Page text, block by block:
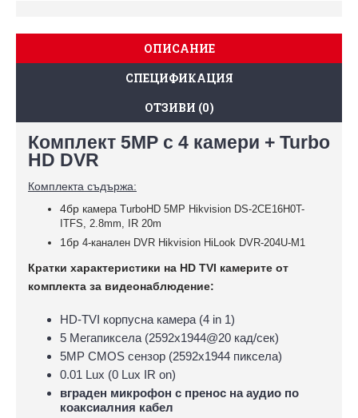
ОПИСАНИЕ
СПЕЦИФИКАЦИЯ
ОТЗИВИ (0)
Комплект 5MP с 4 камери + Turbo
HD DVR
Комплекта съдържа:
4бр камера TurboHD 5MP Hikvision DS-2CE16H0T-
ITFS, 2.8mm, IR 20m
1бр 4-канален DVR Hikvision HiLook DVR-204U-M1
Кратки характеристики на HD TVI камерите от
комплекта за видеонаблюдение:
HD-TVI корпусна камера (4 in 1)
5 Мегапиксела (2592х1944@20 кад/сек)
5MP CMOS сензор (2592x1944 пиксела)
0.01 Lux (0 Lux IR on)
вграден микрофон с пренос на аудио по
коаксиалния кабел